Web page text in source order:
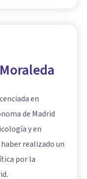
en
de Madrid
y en
realizado un
por la